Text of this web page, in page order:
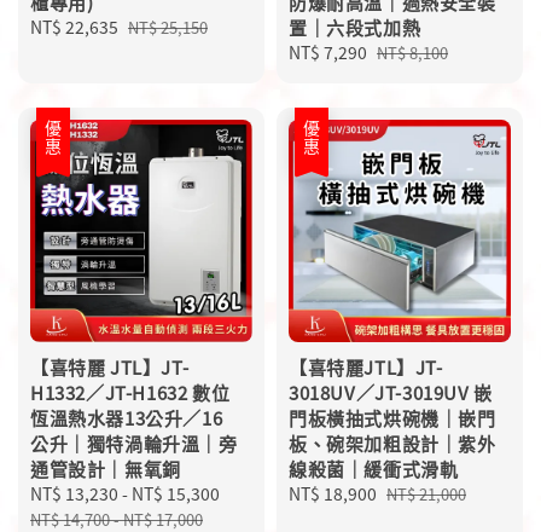
Sale
NT$ 22,635 Regular
NT$ 25,150
置｜六段式加熱
Sale
NT$ 7,290 Regular
NT$ 8,100
優惠
【喜特麗 JTL】JT-
H1332／JT-H1632 數位
恆溫熱水器13公升／16
公升｜獨特渦輪升溫｜旁
通管設計｜無氧銅
Sale
price
NT$ 13,230 - NT$ 15,300
Regular
NT$ 14,700-NT$ 17,000
優惠
【喜特麗JTL】JT-
3018UV／JT-3019UV 嵌
門板橫抽式烘碗機｜嵌門
板、碗架加粗設計｜紫外
線殺菌｜緩衝式滑軌
Sale
NT$ 18,900 Regular
NT$ 21,000